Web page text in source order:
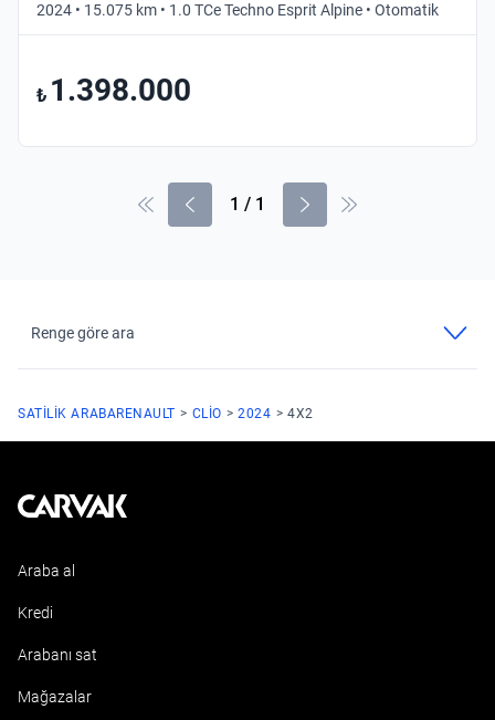
2024 • 15.075 km • 1.0 TCe Techno Esprit Alpine • Otomatik
₺ 1.398.000
1 / 1
Renge göre ara
SATILIK ARABARENAULT CLIO 2024 4X2
Kavak
Araba al
Kredi
Arabanı sat
Mağazalar